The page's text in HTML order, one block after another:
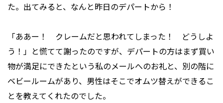
た。出てみると、なんと昨日のデパートから！
「ああー！ クレームだと思われてしまった！ どうしよ
う！」と慌てて謝ったのですが、デパートの方はまず買い
物が満足にできたという私のメールへのお礼と、別の階に
ベビールームがあり、男性はそこでオムツ替えができるこ
とを教えてくれたのでした。